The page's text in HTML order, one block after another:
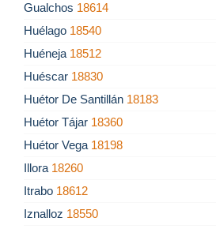
Gualchos 18614
Huélago 18540
Huéneja 18512
Huéscar 18830
Huétor De Santillán 18183
Huétor Tájar 18360
Huétor Vega 18198
Illora 18260
Itrabo 18612
Iznalloz 18550